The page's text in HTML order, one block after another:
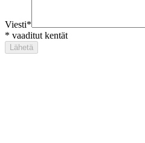
Viesti*
* vaaditut kentät